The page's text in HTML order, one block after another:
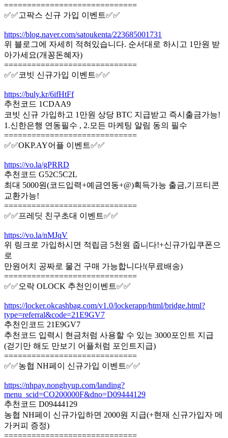
=============================
✅✅고팍스 신규 가입 이벤트✅✅
https://blog.naver.com/satoukenta/223685001731
위 블로그에 자세히 적혀있습니다. 순서대로 하시고 1만원 받
아가세요(개꽁돈혜자)
=============================
✅✅코빗 신규가입 이벤트✅✅
https://buly.kr/6ifHtFf
추천코드 1CDAA9
코빗 신규 가입하고 1만원 상당 BTC 지급받고 즉시출금가능!
1.신한은행 연동필수 , 2.모든 마케팅 알림 동의 필수
=============================
✅✅OKP.AY어플 이벤트✅✅
https://vo.la/gPRRD
추천코드 G52C5C2L
최대 5000원(코드입력+예금연동+@)획득가능 출금,기프티콘
교환가능!
=============================
✅✅프레딧 친구초대 이벤트✅✅
https://vo.la/nMJqV
위 링크로 가입하시면 적립금 5천원 줍니다!+신규가입쿠폰으
로
만원어치 공짜로 물건 구매 가능합니다!(무료배송)
=============================
✅✅오락 OLOCK 추천인이벤트✅✅
https://locker.okcashbag.com/v1.0/lockerapp/html/bridge.html?
type=referral&code=21E9GV7
추천인코드 21E9GV7
추천코드 입력시 현금처럼 사용할 수 있는 3000포인트 지급
(걷기만 해도 만보기 어플처럼 포인트지급)
=============================
✅✅농협 NH페이 신규가입 이벤트✅✅
https://nhpay.nonghyup.com/landing?
menu_scid=CO200000F&dno=D09444129
추천코드 D09444129
농협 NH페이 신규가입하면 2000원 지급(+현재 신규가입자 메
가커피 증정)
=============================